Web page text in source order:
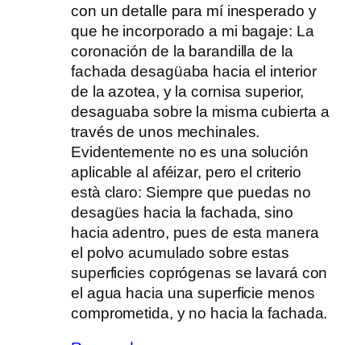
con un detalle para mí inesperado y
que he incorporado a mi bagaje: La
coronación de la barandilla de la
fachada desagüaba hacia el interior
de la azotea, y la cornisa superior,
desaguaba sobre la misma cubierta a
través de unos mechinales.
Evidentemente no es una solución
aplicable al aféizar, pero el criterio
està claro: Siempre que puedas no
desagües hacia la fachada, sino
hacia adentro, pues de esta manera
el polvo acumulado sobre estas
superficies coprógenas se lavará con
el agua hacia una superficie menos
comprometida, y no hacia la fachada.